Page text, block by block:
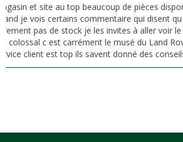
et site au top beaucoup de pièces
je vois certains commentaire qui disent qu
pas de stock je les invites à aller voir
colossal c est carrément le musé du Land
client est top ils savent donné des
pas à la vente ils sont vraiment au top